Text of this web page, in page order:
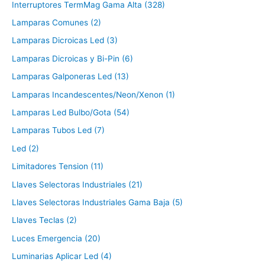
Interruptores TermMag Gama Alta (328)
Lamparas Comunes (2)
Lamparas Dicroicas Led (3)
Lamparas Dicroicas y Bi-Pin (6)
Lamparas Galponeras Led (13)
Lamparas Incandescentes/Neon/Xenon (1)
Lamparas Led Bulbo/Gota (54)
Lamparas Tubos Led (7)
Led (2)
Limitadores Tension (11)
Llaves Selectoras Industriales (21)
Llaves Selectoras Industriales Gama Baja (5)
Llaves Teclas (2)
Luces Emergencia (20)
Luminarias Aplicar Led (4)